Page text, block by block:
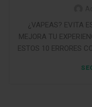
¿VAPEAS? EVITA
MEJORA TU
ESTOS 10 ERRORES